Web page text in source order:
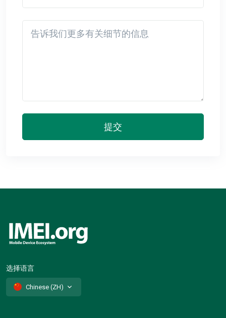
提交
选择语言
Chinese (ZH)